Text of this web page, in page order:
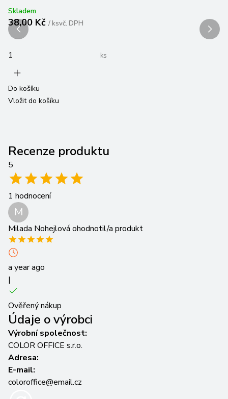
Skladem
38,00 Kč /ksvč. DPH
ks
Do košíku
Vložit do košíku
Recenze produktu
5
1 hodnocení
M
Milada Nohejlová ohodnotil/a produkt
a year ago
|
Ověřený nákup
Údaje o výrobci
Výrobní společnost:
COLOR OFFICE s.r.o.
Adresa:
E-mail:
coloroffice@email.cz